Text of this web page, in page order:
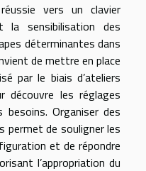
vers un clavier
la sensibilisation des
déterminantes dans
de mettre en place
par le biais d’ateliers
découvre les réglages
Organiser des
permet de souligner les
et de répondre
l’appropriation du